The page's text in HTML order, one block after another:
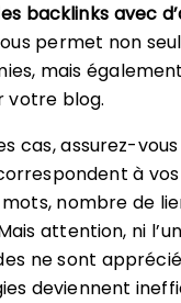
backlinks avec
permet non
mais
votre blog.
cas, assurez-
à vos
nombre de
attention, ni
ne sont
deviennent